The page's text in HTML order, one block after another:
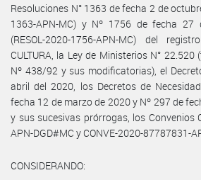
Resoluciones N° 1363 de fecha 2 de
1363-APN-MC) y Nº 1756 de fecha 27
(RESOL-2020-1756-APN-MC) del
CULTURA, la Ley de Ministerios N°
Nº 438/92 y sus modificatorias), el
abril del 2020, los Decretos de
fecha 12 de marzo de 2020 y Nº 297 de
y sus sucesivas prórrogas, los Convenios
APN-DGD#MC y CONVE-2020-87787831-
CONSIDERANDO: